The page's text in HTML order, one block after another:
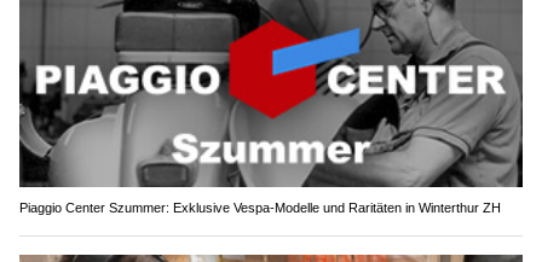
Piaggio Center Szummer: Exklusive Vespa-Modelle und Raritäten in Winterthur ZH